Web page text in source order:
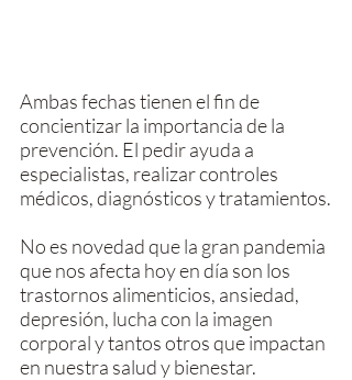
Ambas fechas tienen el fin de
concientizar la importancia de la
prevención. El pedir ayuda a
especialistas, realizar controles
médicos, diagnósticos y tratamientos.
No es novedad que la gran pandemia
que nos afecta hoy en día son los
trastornos alimenticios, ansiedad,
depresión, lucha con la imagen
corporal y tantos otros que impactan
en nuestra salud y bienestar.